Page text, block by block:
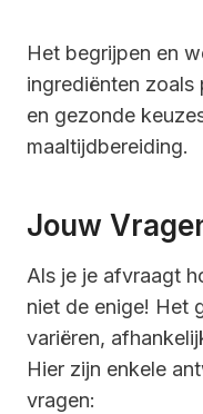
Het begrijpen en
ingrediënten zoals
en gezonde
maaltijdbereiding.
Jouw
Als je je afvraagt
niet de enige! Het
variëren,
Hier zijn enkele
vragen: